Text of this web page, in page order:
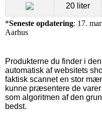
20 liter
*Seneste opdatering: 17.
Aarhus
Produkterne du finder i
automatisk af websitets
faktisk scannet en stor
kunne præsentere de
som algoritmen af den
bedst.